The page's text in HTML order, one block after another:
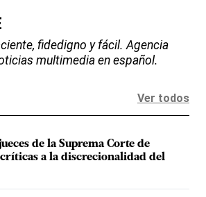
fidedigno y fácil. Agencia
multimedia en español.
Ver todos
de la Suprema Corte de
a la discrecionalidad del